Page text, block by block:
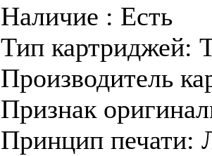
Наличие : Есть
Тип картриджей:
Производитель
Признак
Принцип печати: